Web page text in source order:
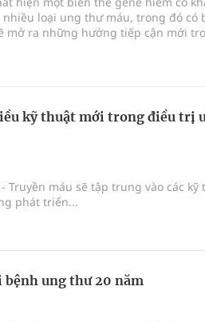
độ
loại ung thư máu, trong đó có
mở ra những hướng tiếp cận mới
kỹ thuật mới trong điều trị
Truyền máu sẽ tập trung vào các kỹ
phát triển...
bệnh ung thư 20 năm